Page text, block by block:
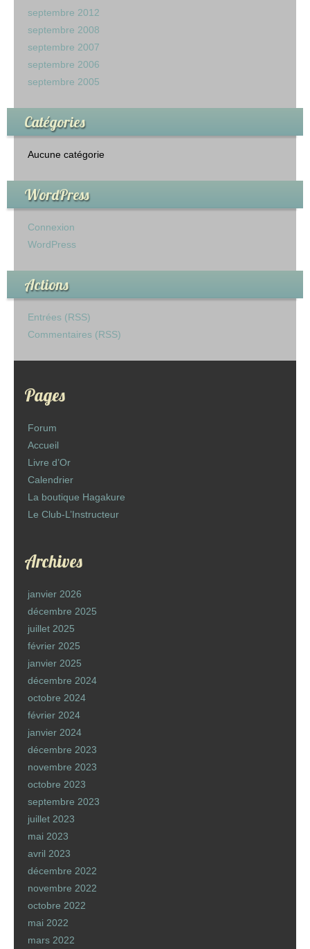
septembre 2012
septembre 2008
septembre 2007
septembre 2006
septembre 2005
Catégories
Aucune catégorie
WordPress
Connexion
WordPress
Actions
Entrées (RSS)
Commentaires (RSS)
Pages
Forum
Accueil
Livre d’Or
Calendrier
La boutique Hagakure
Le Club-L’Instructeur
Archives
janvier 2026
décembre 2025
juillet 2025
février 2025
janvier 2025
décembre 2024
octobre 2024
février 2024
janvier 2024
décembre 2023
novembre 2023
octobre 2023
septembre 2023
juillet 2023
mai 2023
avril 2023
décembre 2022
novembre 2022
octobre 2022
mai 2022
mars 2022